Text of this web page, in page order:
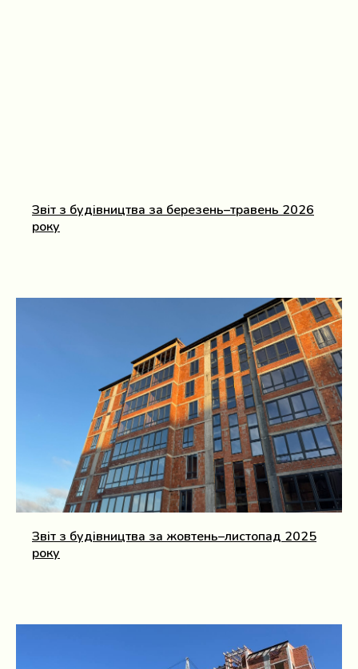
Звіт з будівництва за березень–травень 2026
року
Звіт з будівництва за жовтень–листопад 2025
року